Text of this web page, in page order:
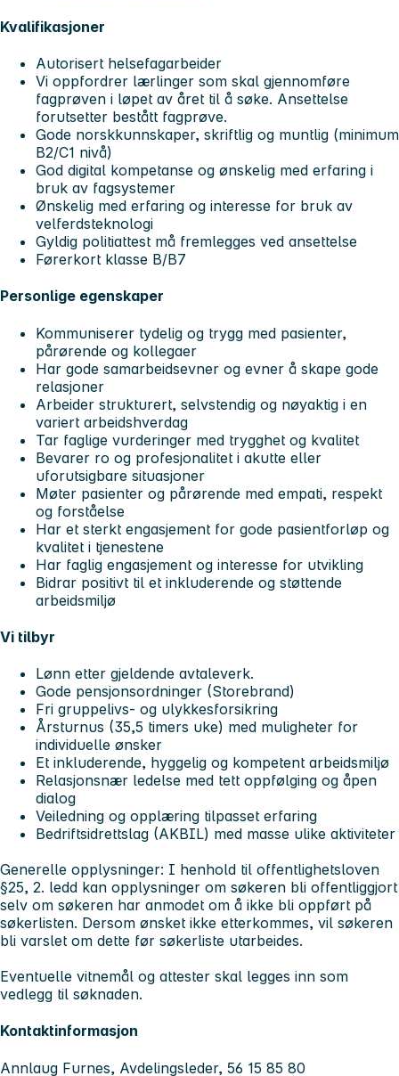
Kvalifikasjoner
Autorisert helsefagarbeider
Vi oppfordrer lærlinger som skal gjennomføre
fagprøven i løpet av året til å søke. Ansettelse
forutsetter bestått fagprøve.
Gode norskkunnskaper, skriftlig og muntlig (minimum
B2/C1 nivå)
God digital kompetanse og ønskelig med erfaring i
bruk av fagsystemer
Ønskelig med erfaring og interesse for bruk av
velferdsteknologi
Gyldig politiattest må fremlegges ved ansettelse
Førerkort klasse B/B7
Personlige egenskaper
Kommuniserer tydelig og trygg med pasienter,
pårørende og kollegaer
Har gode samarbeidsevner og evner å skape gode
relasjoner
Arbeider strukturert, selvstendig og nøyaktig i en
variert arbeidshverdag
Tar faglige vurderinger med trygghet og kvalitet
Bevarer ro og profesjonalitet i akutte eller
uforutsigbare situasjoner
Møter pasienter og pårørende med empati, respekt
og forståelse
Har et sterkt engasjement for gode pasientforløp og
kvalitet i tjenestene
Har faglig engasjement og interesse for utvikling
Bidrar positivt til et inkluderende og støttende
arbeidsmiljø
Vi tilbyr
Lønn etter gjeldende avtaleverk.
Gode pensjonsordninger (Storebrand)
Fri gruppelivs- og ulykkesforsikring
Årsturnus (35,5 timers uke) med muligheter for
individuelle ønsker
Et inkluderende, hyggelig og kompetent arbeidsmiljø
Relasjonsnær ledelse med tett oppfølging og åpen
dialog
Veiledning og opplæring tilpasset erfaring
Bedriftsidrettslag (AKBIL) med masse ulike aktiviteter
Generelle opplysninger: I henhold til offentlighetsloven
§25, 2. ledd kan opplysninger om søkeren bli offentliggjort
selv om søkeren har anmodet om å ikke bli oppført på
søkerlisten. Dersom ønsket ikke etterkommes, vil søkeren
bli varslet om dette før søkerliste utarbeides.
Eventuelle vitnemål og attester skal legges inn som
vedlegg til søknaden.
Kontaktinformasjon
Annlaug Furnes, Avdelingsleder, 56 15 85 80